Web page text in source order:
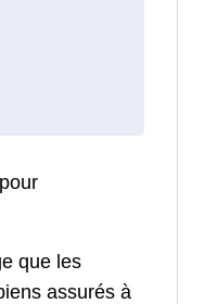
que les
assurés à